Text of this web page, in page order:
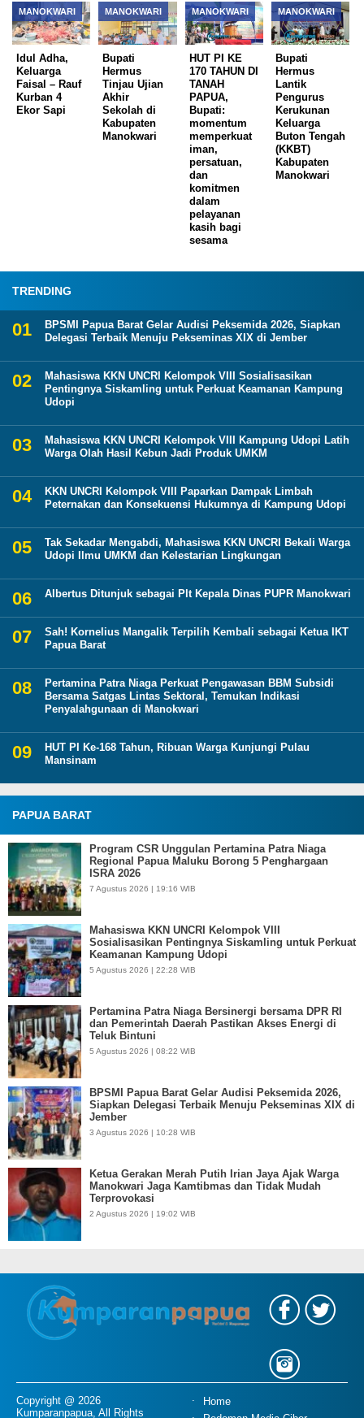
MANOKWARI
Idul Adha,
Keluarga
Faisal – Rauf
Kurban 4
Ekor Sapi
MANOKWARI
Bupati
Hermus
Tinjau Ujian
Akhir
Sekolah di
Kabupaten
Manokwari
MANOKWARI
HUT PI KE
170 TAHUN DI
TANAH
PAPUA,
Bupati:
momentum
memperkuat
iman,
persatuan,
dan
komitmen
dalam
pelayanan
kasih bagi
sesama
MANOKWARI
Bupati
Hermus
Lantik
Pengurus
Kerukunan
Keluarga
Buton Tengah
(KKBT)
Kabupaten
Manokwari
TRENDING
BPSMI Papua Barat Gelar Audisi Peksemida 2026, Siapkan
Delegasi Terbaik Menuju Pekseminas XIX di Jember
Mahasiswa KKN UNCRI Kelompok VIII Sosialisasikan
Pentingnya Siskamling untuk Perkuat Keamanan Kampung
Udopi
Mahasiswa KKN UNCRI Kelompok VIII Kampung Udopi Latih
Warga Olah Hasil Kebun Jadi Produk UMKM
KKN UNCRI Kelompok VIII Paparkan Dampak Limbah
Peternakan dan Konsekuensi Hukumnya di Kampung Udopi
Tak Sekadar Mengabdi, Mahasiswa KKN UNCRI Bekali Warga
Udopi Ilmu UMKM dan Kelestarian Lingkungan
Albertus Ditunjuk sebagai Plt Kepala Dinas PUPR Manokwari
Sah! Kornelius Mangalik Terpilih Kembali sebagai Ketua IKT
Papua Barat
Pertamina Patra Niaga Perkuat Pengawasan BBM Subsidi
Bersama Satgas Lintas Sektoral, Temukan Indikasi
Penyalahgunaan di Manokwari
HUT PI Ke-168 Tahun, Ribuan Warga Kunjungi Pulau
Mansinam
PAPUA BARAT
Program CSR Unggulan Pertamina Patra Niaga
Regional Papua Maluku Borong 5 Penghargaan
ISRA 2026
7 Agustus 2026 | 19:16 WIB
Mahasiswa KKN UNCRI Kelompok VIII
Sosialisasikan Pentingnya Siskamling untuk Perkuat
Keamanan Kampung Udopi
5 Agustus 2026 | 22:28 WIB
Pertamina Patra Niaga Bersinergi bersama DPR RI
dan Pemerintah Daerah Pastikan Akses Energi di
Teluk Bintuni
5 Agustus 2026 | 08:22 WIB
BPSMI Papua Barat Gelar Audisi Peksemida 2026,
Siapkan Delegasi Terbaik Menuju Pekseminas XIX di
Jember
3 Agustus 2026 | 10:28 WIB
Ketua Gerakan Merah Putih Irian Jaya Ajak Warga
Manokwari Jaga Kamtibmas dan Tidak Mudah
Terprovokasi
2 Agustus 2026 | 19:02 WIB
Copyright @ 2026
Kumparanpapua, All Rights
Home